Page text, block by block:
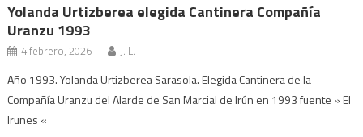
Yolanda Urtizberea elegida Cantinera Compañía
Uranzu 1993
4 febrero, 2026 J. L.
Año 1993. Yolanda Urtizberea Sarasola. Elegida Cantinera de la
Compañía Uranzu del Alarde de San Marcial de Irún en 1993 fuente » El
Irunes «